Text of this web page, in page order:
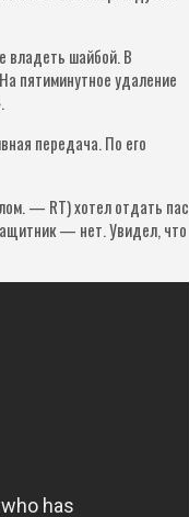
владеть шайбой. В
пятиминутное удаление
передача. По его
— RT) хотел отдать пас
— нет. Увидел, что